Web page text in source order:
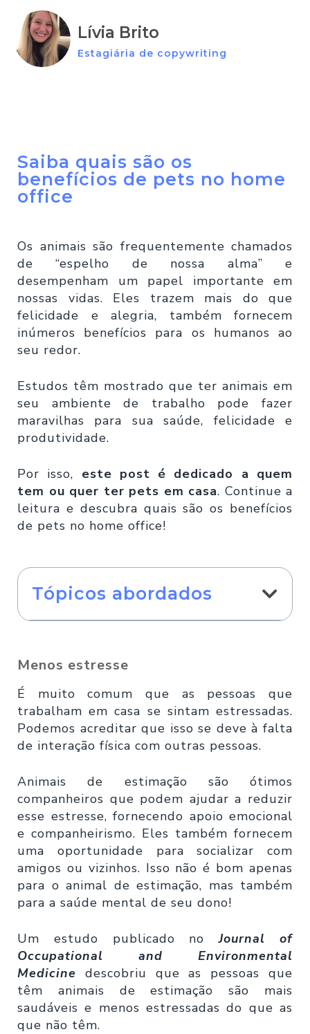
Lívia Brito
Estagiária de copywriting
Saiba quais são os
benefícios de pets no home
office
Os animais são frequentemente chamados
de “espelho de nossa alma” e
desempenham um papel importante em
nossas vidas. Eles trazem mais do que
felicidade e alegria, também fornecem
inúmeros benefícios para os humanos ao
seu redor.
Estudos têm mostrado que ter animais em
seu ambiente de trabalho pode fazer
maravilhas para sua saúde, felicidade e
produtividade.
Por isso, este post é dedicado a quem
tem ou quer ter pets em casa. Continue a
leitura e descubra quais são os benefícios
de pets no home office!
Tópicos abordados
Menos estresse
É muito comum que as pessoas que
trabalham em casa se sintam estressadas.
Podemos acreditar que isso se deve à falta
de interação física com outras pessoas.
Animais de estimação são ótimos
companheiros que podem ajudar a reduzir
esse estresse, fornecendo apoio emocional
e companheirismo. Eles também fornecem
uma oportunidade para socializar com
amigos ou vizinhos. Isso não é bom apenas
para o animal de estimação, mas também
para a saúde mental de seu dono!
Um estudo publicado noJournal of
Occupational and Environmental
Medicine descobriu que as pessoas que
têm animais de estimação são mais
saudáveis e menos estressadas do que as
que não têm.